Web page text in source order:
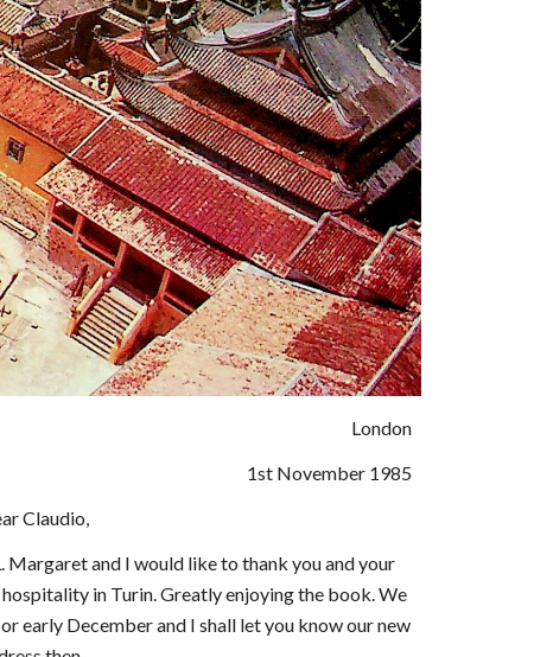
London
1st November 1985
Claudio,
Margaret and I would like to thank you and your
in Turin. Greatly enjoying the book. We
early December and I shall let you know our new